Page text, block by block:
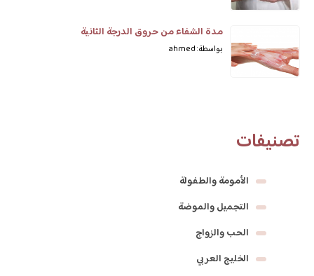
مدة الشفاء من حروق الدرجة الثانية
بواسطة: ahmed
تصنيفات
الأمومة والطفولة
التجميل والموضة
الحب والزواج
الخليج العربي